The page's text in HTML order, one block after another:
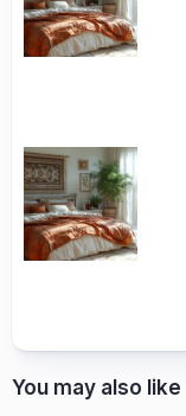
You may also like